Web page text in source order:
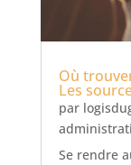
Où
Les
par
Se rendre